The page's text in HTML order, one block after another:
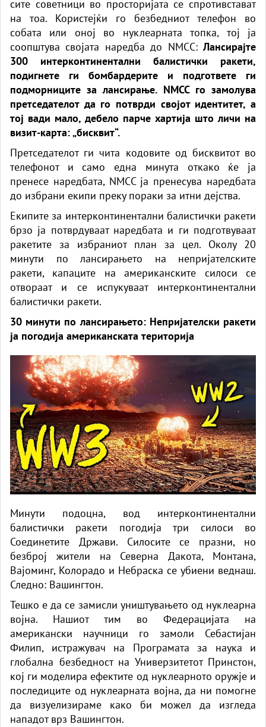
сите советници во просторијата се спротивстават
на тоа. Користејќи го безбедниот телефон во
собата или оној во нуклеарната топка, тој ја
соопштува својата наредба до NMCC: Лансирајте
300 интерконтинентални балистички ракети,
подигнете ги бомбардерите и подгответе ги
подморниците за лансирање. NMCC го замолува
претседателот да го потврди својот идентитет, а
тој вади мало, дебело парче хартија што личи на
визит-карта: „бисквит“.
Претседателот ги чита кодовите од бисквитот во
телефонот и само една минута откако ќе ја
пренесе наредбата, NMCC ја пренесува наредбата
до избрани екипи преку пораки за итни дејства.
Екипите за интерконтинентални балистички ракети
брзо ја потврдуваат наредбата и ги подготвуваат
ракетите за избраниот план за цел. Околу 20
минути по лансирањето на непријателските
ракети, капаците на американските силоси се
отвораат и се испукуваат интерконтинентални
балистички ракети.
30 минути по лансирањето: Непријателски ракети
ја погодија американската територија
Минути подоцна, вод интерконтинентални
балистички ракети погодија три силоси во
Соединетите Држави. Силосите се празни, но
безброј жители на Северна Дакота, Монтана,
Вајоминг, Колорадо и Небраска се убиени веднаш.
Следно: Вашингтон.
Тешко е да се замисли уништувањето од нуклеарна
војна. Нашиот тим во Федерацијата на
американски научници го замоли Себастијан
Филип, истражувач на Програмата за наука и
глобална безбедност на Универзитетот Принстон,
кој ги моделира ефектите од нуклеарното оружје и
последиците од нуклеарната војна, да ни помогне
да визуелизираме како би можел да изгледа
нападот врз Вашингтон.